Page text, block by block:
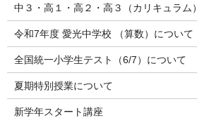
中３・高１・高２・高３（カリキュラム）
令和7年度 愛光中学校 （算数）について
全国統一小学生テスト（6/7）について
夏期特別授業について
新学年スタート講座